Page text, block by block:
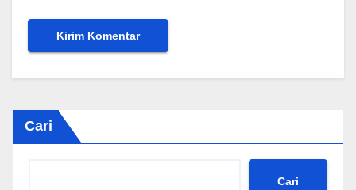
Cari
Cari